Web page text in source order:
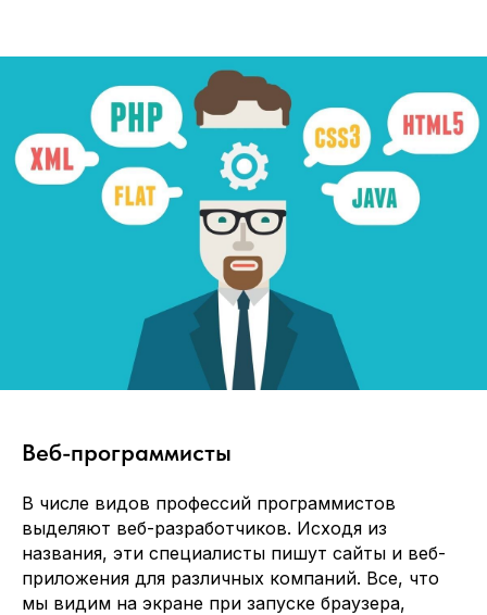
Веб-программисты
В числе видов профессий программистов
выделяют веб-разработчиков. Исходя из
названия, эти специалисты пишут сайты и веб-
приложения для различных компаний. Все, что
мы видим на экране при запуске браузера,